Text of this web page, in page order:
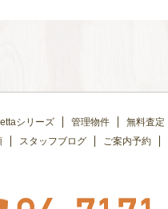
シリーズ 管理物件 無料査定
スタッフブログ ご案内予約